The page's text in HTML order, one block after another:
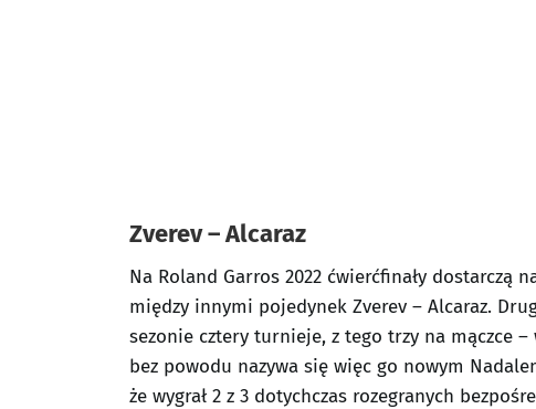
Zverev – Alcaraz
Na Roland Garros 2022 ćwierćfinały
między innymi pojedynek Zverev – Alcaraz.
sezonie cztery turnieje, z tego trzy na mączce
bez powodu nazywa się więc go nowym
że wygrał 2 z 3 dotychczas rozegranych